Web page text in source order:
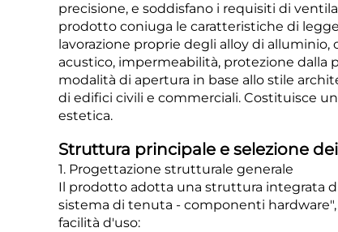
precisione, e soddisfano i requisiti di
prodotto coniuga le caratteristiche di
lavorazione proprie degli alloy di
acustico, impermeabilità, protezione dalla
modalità di apertura in base allo stile
di edifici civili e commerciali. Costituisce
estetica.
Struttura principale e selezione
1. Progettazione strutturale generale
Il prodotto adotta una struttura integrata
sistema di tenuta - componenti
facilità d'uso: